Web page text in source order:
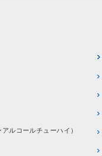
アルコールチューハイ）